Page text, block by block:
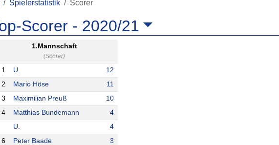
Spielerstatistik Scorer
Scorer - 2020/21
1.Mannschaft
(Scorer)
1 U.
12
2
Mario Höse
11
3
Maximilian Preuß
10
4
Matthias Bundemann
4
U.
4
6
Peter Baade
3